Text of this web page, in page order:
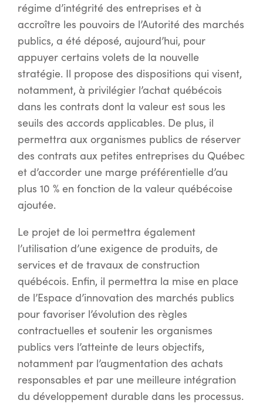
régime d’intégrité des entreprises et à
accroître les pouvoirs de l’Autorité des marchés
publics, a été déposé, aujourd’hui, pour
appuyer certains volets de la nouvelle
stratégie. Il propose des dispositions qui visent,
notamment, à privilégier l’achat québécois
dans les contrats dont la valeur est sous les
seuils des accords applicables. De plus, il
permettra aux organismes publics de réserver
des contrats aux petites entreprises du Québec
et d’accorder une marge préférentielle d’au
plus 10 % en fonction de la valeur québécoise
ajoutée.
Le projet de loi permettra également
l’utilisation d’une exigence de produits, de
services et de travaux de construction
québécois. Enfin, il permettra la mise en place
de l’Espace d’innovation des marchés publics
pour favoriser l’évolution des règles
contractuelles et soutenir les organismes
publics vers l’atteinte de leurs objectifs,
notamment par l’augmentation des achats
responsables et par une meilleure intégration
du développement durable dans les processus.